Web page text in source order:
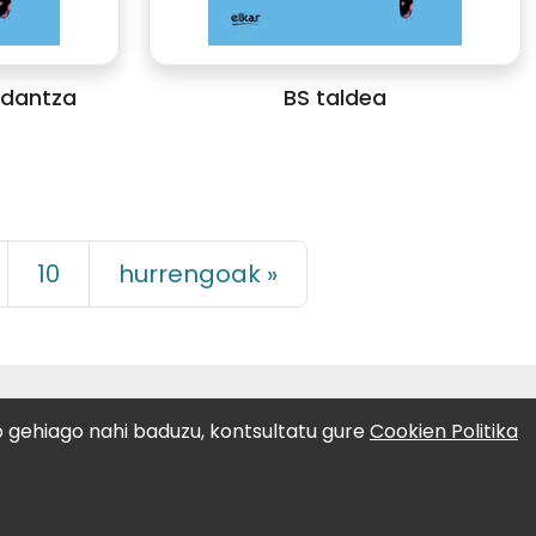
BS taldea
10 hurrengoak »
LAGUNTZAILEAK:
nahi baduzu, kontsultatu gureCookien Politika